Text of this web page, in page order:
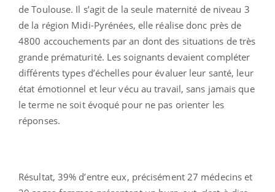
de Toulouse. Il s’agit de la seule maternité de niveau 3
de la région Midi-Pyrénées, elle réalise donc près de
4800 accouchements par an dont des situations de très
grande prématurité. Les soignants devaient compléter
différents types d’échelles pour évaluer leur santé, leur
état émotionnel et leur vécu au travail, sans jamais que
le terme ne soit évoqué pour ne pas orienter les
réponses.
Résultat, 39% d’entre eux, précisément 27 médecins et